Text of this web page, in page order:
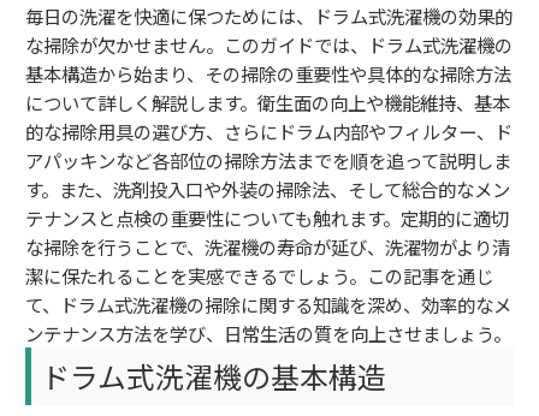
毎日の洗濯を快適に保つためには、ドラム式洗濯機の効果的
な掃除が欠かせません。このガイドでは、ドラム式洗濯機の
基本構造から始まり、その掃除の重要性や具体的な掃除方法
について詳しく解説します。衛生面の向上や機能維持、基本
的な掃除用具の選び方、さらにドラム内部やフィルター、ド
アパッキンなど各部位の掃除方法までを順を追って説明しま
す。また、洗剤投入口や外装の掃除法、そして総合的なメン
テナンスと点検の重要性についても触れます。定期的に適切
な掃除を行うことで、洗濯機の寿命が延び、洗濯物がより清
潔に保たれることを実感できるでしょう。この記事を通じ
て、ドラム式洗濯機の掃除に関する知識を深め、効率的なメ
ンテナンス方法を学び、日常生活の質を向上させましょう。
ドラム式洗濯機の基本構造